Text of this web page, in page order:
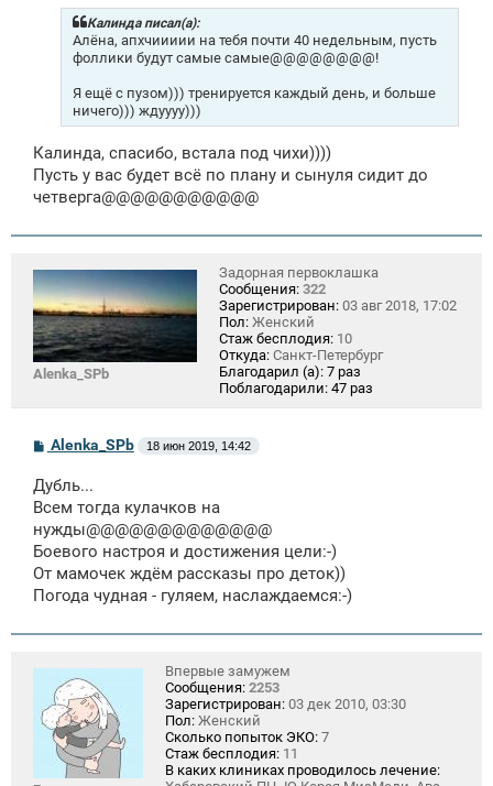
Калинда писал(а):
Алёна, апхчиииии на тебя почти 40 недельным, пусть
фоллики будут самые самые@@@@@@@@!
Я ещё с пузом))) тренируется каждый день, и больше
ничего))) ждуууу)))
Калинда, спасибо, встала под чихи))))
Пусть у вас будет всё по плану и сынуля сидит до
четверга@@@@@@@@@@@
Alenka_SPb
Задорная первоклашка
Сообщения: 322
Зарегистрирован: 03 авг 2018, 17:02
Пол: Женский
Стаж бесплодия: 10
Откуда: Санкт-Петербург
Благодарил (а): 7 раз
Поблагодарили: 47 раз
С
б
щ
н
и
Alenka_SPb 18 июн 2019, 14:42
Дубль...
Всем тогда кулачков на
нужды@@@@@@@@@@@@@
Боевого настроя и достижения цели:-)
От мамочек ждём рассказы про деток))
Погода чудная - гуляем, наслаждаемся:-)
Впервые замужем
Сообщения: 2253
Зарегистрирован: 03 дек 2010, 03:30
Пол: Женский
Сколько попыток ЭКО: 7
Стаж бесплодия: 11
В каких клиниках проводилось лечение: